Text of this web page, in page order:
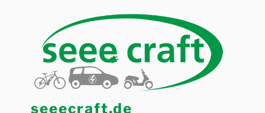
seeecraft.de